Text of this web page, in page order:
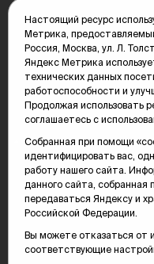
kika@vsluh.ru
По вопросам рекламы:
(3452) 68-89-78
kotovaev@sibinformburo.ru
mim@vsluh.ru
© 2000-2026 Тюменская
Карта сайта
Настоящий ресурс
Метрика,
Россия, Москва, ул. Л.
Яндекс Метрика
технических данных
работоспособности и
Продолжая использовать
соглашаетесь с
Собранная при помощи
идентифицировать вас,
работу нашего сайта.
данного сайта, собранная
передаваться Яндексу и
Российской Федерации.
Вы можете отказаться от
соответствующие